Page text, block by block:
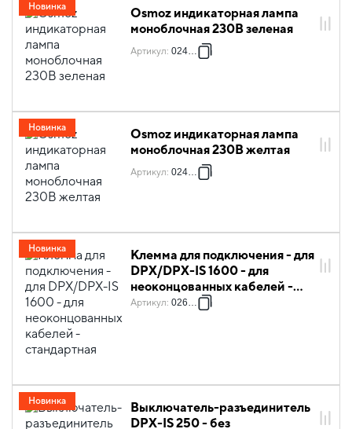
Osmoz индикаторная лампа
моноблочная 230В зеленая
Артикул: 024612
Новинка
Osmoz индикаторная лампа
моноблочная 230В желтая
Артикул: 024614
Новинка
Клемма для подключения - для
DPX/DPX-IS 1600 - для
неоконцованных кабелей -
стандартная
Артикул: 026269
Новинка
Выключатель-разъединитель
DPX-IS 250 - без
Новинка